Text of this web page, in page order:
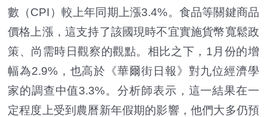
數（CPI）較上年同期上漲3.4%。食品等關鍵商品
價格上漲，這支持了該國現時不宜實施貨幣寬鬆政
策、尚需時日觀察的觀點。相比之下，1月份的增
幅為2.9%，也高於《華爾街日報》對九位經濟學
家的調查中值3.3%。分析師表示，這一結果在一
定程度上受到農曆新年假期的影響，他們大多仍預